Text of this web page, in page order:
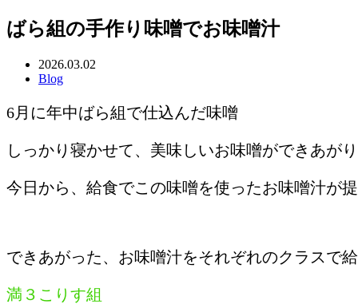
ばら組の手作り味噌でお味噌汁
2026.03.02
Blog
6月に年中ばら組で仕込んだ味噌
しっかり寝かせて、美味しいお味噌ができあが
今日から、給食でこの味噌を使ったお味噌汁が
できあがった、お味噌汁をそれぞれのクラスで
満３こりす組